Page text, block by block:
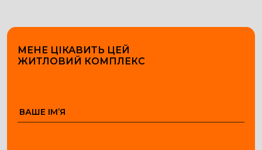
МЕНЕ ЦІКАВИТЬ ЦЕЙ
ЖИТЛОВИЙ КОМПЛЕКС